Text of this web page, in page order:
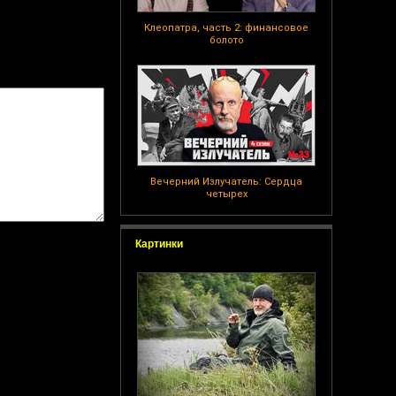
Клеопатра, часть 2: финансовое
болото
Вечерний Излучатель: Сердца
четырех
Картинки